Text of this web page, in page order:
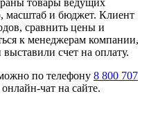
и бюджет. Клиент
сравнить цены и
к менеджерам компании,
счет на оплату.
по телефону 8 800 707
онлайн-чат на сайте.